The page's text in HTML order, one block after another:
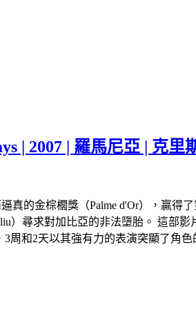
| 2007 | 羅馬尼亞 | 克里
的金棕櫚獎（Palme d'Or），贏得
）尋求對加比亞的非法墮胎。 這
周和2天以其強有力的表演突顯了角